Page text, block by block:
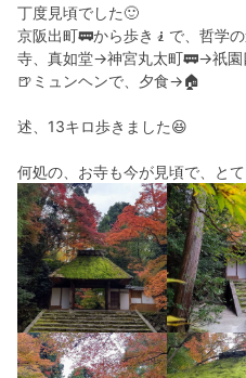
丁度見頃でした🙂
京阪出町🚃から歩き🧎で、哲学
寺、真如堂→神宮丸太町🚃→祇園
🍺ミュンヘンで、夕食→🏠
述、13キロ歩きました😆
何処の、お寺も今が見頃で、と